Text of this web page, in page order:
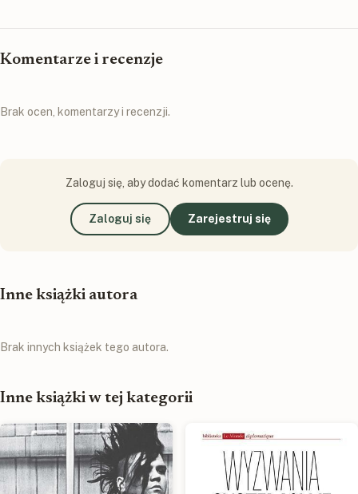
Komentarze i recenzje
Brak ocen, komentarzy i recenzji.
Zaloguj się, aby dodać komentarz lub ocenę.
Zaloguj się Zarejestruj się
Inne książki autora
Brak innych książek tego autora.
Inne książki w tej kategorii